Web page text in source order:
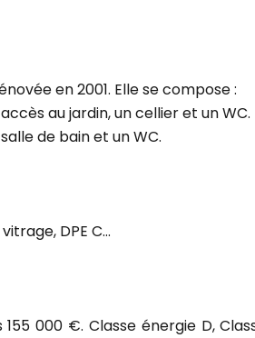
en 2001. Elle se compose :
au jardin, un cellier et un WC.
de bain et un WC.
DPE C...
000 €. Classe énergie D,